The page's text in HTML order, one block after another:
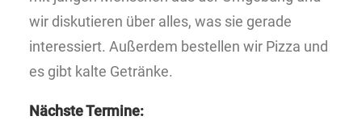
wir diskutieren über alles, was sie gerade
interessiert. Außerdem bestellen wir Pizza und
es gibt kalte Getränke.
Nächste Termine: